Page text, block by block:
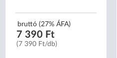
bruttó (27% ÁFA)
7 390 Ft
(7 390 Ft/db)